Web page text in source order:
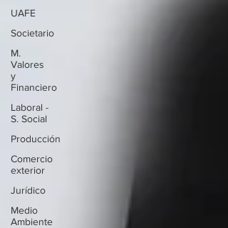
UAFE
Societario
M.
Valores
y
Financiero
Laboral -
S. Social
Producción
Comercio
exterior
Jurídico
Medio
Ambiente